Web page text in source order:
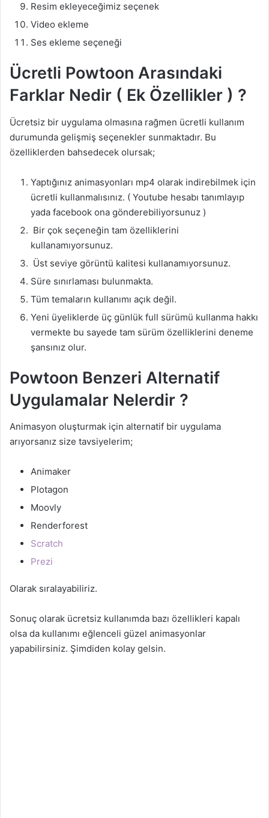
Resim ekleyeceğimiz seçenek
Video ekleme
Ses ekleme seçeneği
Ücretli Powtoon Arasındaki
Farklar Nedir ( Ek Özellikler ) ?
Ücretsiz bir uygulama olmasına rağmen ücretli kullanım
durumunda gelişmiş seçenekler sunmaktadır. Bu
özelliklerden bahsedecek olursak;
Yaptığınız animasyonları mp4 olarak indirebilmek için
ücretli kullanmalısınız. ( Youtube hesabı tanımlayıp
yada facebook ona gönderebiliyorsunuz )
Bir çok seçeneğin tam özelliklerini
kullanamıyorsunuz.
Üst seviye görüntü kalitesi kullanamıyorsunuz.
Süre sınırlaması bulunmakta.
Tüm temaların kullanımı açık değil.
Yeni üyeliklerde üç günlük full sürümü kullanma hakkı
vermekte bu sayede tam sürüm özelliklerini deneme
şansınız olur.
Powtoon Benzeri Alternatif
Uygulamalar Nelerdir ?
Animasyon oluşturmak için alternatif bir uygulama
arıyorsanız size tavsiyelerim;
Animaker
Plotagon
Moovly
Renderforest
Scratch
Prezi
Olarak sıralayabiliriz.
Sonuç olarak ücretsiz kullanımda bazı özellikleri kapalı
olsa da kullanımı eğlenceli güzel animasyonlar
yapabilirsiniz. Şimdiden kolay gelsin.